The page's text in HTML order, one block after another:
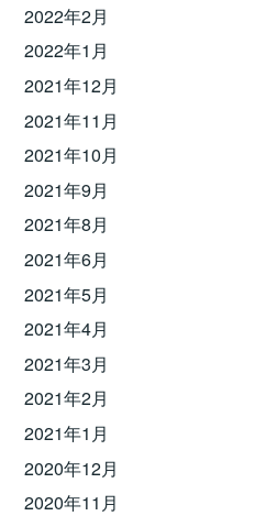
2022年2月
2022年1月
2021年12月
2021年11月
2021年10月
2021年9月
2021年8月
2021年6月
2021年5月
2021年4月
2021年3月
2021年2月
2021年1月
2020年12月
2020年11月